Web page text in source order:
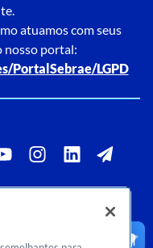
atuamos com seus
nosso portal:
PortalSebrae/LGPD
Email: